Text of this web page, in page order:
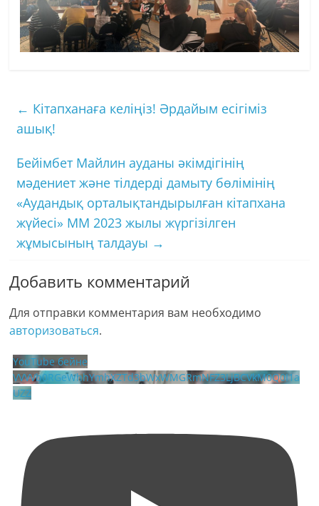
← Кітапханаға келіңіз! Әрдайым есігіміз
ашық!
Бейімбет Майлин ауданы әкімдігінің
мәдениет және тілдерді дамыту бөлімінің
«Аудандық орталықтандырылған кітапхана
жүйесі» ММ 2023 жылы жүргізілген
жұмысының талдауы →
Добавить комментарий
Для отправки комментария вам необходимо
авторизоваться.
YouTube бейне
VVVVb0RGeWhhYmhXZTd3bWxWMGRmNFZ3LjBCVkM0Q0I1a
UZZ